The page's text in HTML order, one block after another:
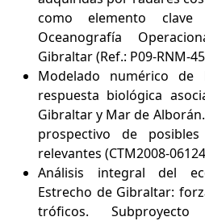
como elemento
Oceanografía
Gibraltar (Ref.: P09-RNM-
Modelado numérico
respuesta biológica
Gibraltar y Mar de
prospectivo de
relevantes (CTM2008-
Análisis integral del
Estrecho de Gibraltar:
tróficos.